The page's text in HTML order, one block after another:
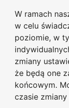
W ramach
w celu
poziomie, w
zmiany
że będą one
końcowym.
czasie
Go to
Go to
Go to
Go to
Sitemap